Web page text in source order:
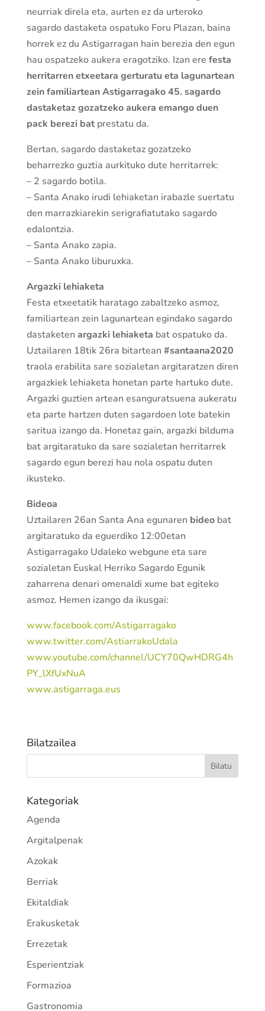
neurriak direla eta, aurten ez da urteroko
sagardo dastaketa ospatuko Foru Plazan, baina
horrek ez du Astigarragan hain berezia den egun
hau ospatzeko aukera eragotziko. Izan ere festa
herritarren etxeetara gerturatu eta lagunartean
zein familiartean Astigarragako 45. sagardo
dastaketaz gozatzeko aukera emango duen
pack berezi batprestatu da.
Bertan, sagardo dastaketaz gozatzeko
beharrezko guztia aurkituko dute herritarrek:
– 2 sagardo botila.
– Santa Anako irudi lehiaketan irabazle suertatu
den marrazkiarekin serigrafiatutako sagardo
edalontzia.
– Santa Anako zapia.
– Santa Anako liburuxka.
Argazki lehiaketa
Festa etxeetatik haratago zabaltzeko asmoz,
familiartean zein lagunartean egindako sagardo
dastaketen argazki lehiaketa bat ospatuko da.
Uztailaren 18tik 26ra bitartean #santaana2020
traola erabilita sare sozialetan argitaratzen diren
argazkiek lehiaketa honetan parte hartuko dute.
Argazki guztien artean esanguratsuena aukeratu
eta parte hartzen duten sagardoen lote batekin
saritua izango da. Honetaz gain, argazki bilduma
bat argitaratuko da sare sozialetan herritarrek
sagardo egun berezi hau nola ospatu duten
ikusteko.
Bideoa
Uztailaren 26an Santa Ana egunaren bideobat
argitaratuko da eguerdiko 12:00etan
Astigarragako Udaleko webgune eta sare
sozialetan Euskal Herriko Sagardo Egunik
zaharrena denari omenaldi xume bat egiteko
asmoz. Hemen izango da ikusgai:
www.facebook.com/Astigarragako
www.twitter.com/AstiarrakoUdala
www.youtube.com/channel/UCY70QwHDRG4h
PY_lXfUxNuA
www.astigarraga.eus
Bilatzailea
Kategoriak
Agenda
Argitalpenak
Azokak
Berriak
Ekitaldiak
Erakusketak
Errezetak
Esperientziak
Formazioa
Gastronomia